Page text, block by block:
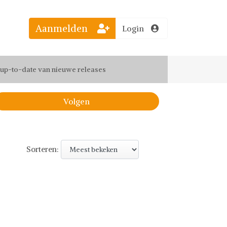
jouw favoriete looks
to-date van nieuwe releases
de leukste items met vrienden
Aanmelden Login
Volgen
Sorteren: